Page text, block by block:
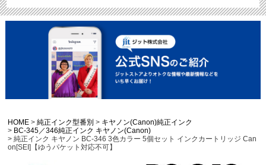
HOME 純正インク型番別
キヤノン(Canon)純正インク
BC-345／346純正インク キヤノン(Canon)
純正インク キヤノン BC-346 3色カラー 5個セット インクカートリッジ Can
on[SEI]【ゆうパケット対応不可】